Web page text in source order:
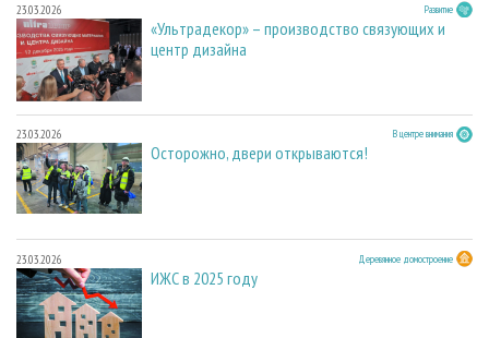
23.03.2026 Развитие
«Ультрадекор» – производство связующих и
центр дизайна
23.03.2026 В центре внимания
Осторожно, двери открываются!
23.03.2026 Деревянное домостроение
ИЖС в 2025 году